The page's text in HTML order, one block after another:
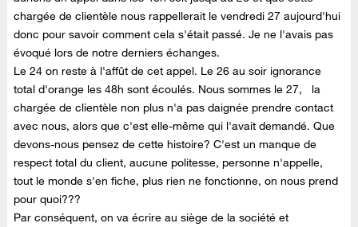
chargée de clientèle nous rappellerait le vendredi 27 aujourd'hui
donc pour savoir comment cela s'était passé. Je ne l'avais pas
évoqué lors de notre derniers échanges.
Le 24 on reste à l'affût de cet appel. Le 26 au soir ignorance
total d'orange les 48h sont écoulés. Nous sommes le 27, la
chargée de clientèle non plus n'a pas daignée prendre contact
avec nous, alors que c'est elle-même qui l'avait demandé. Que
devons-nous pensez de cette histoire? C'est un manque de
respect total du client, aucune politesse, personne n'appelle,
tout le monde s'en fiche, plus rien ne fonctionne, on nous prend
pour quoi???
Par conséquent, on va écrire au siège de la société et